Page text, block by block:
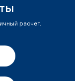
расчет.